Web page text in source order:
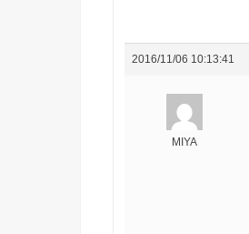
2016/11/06 10:13:41
MIYA